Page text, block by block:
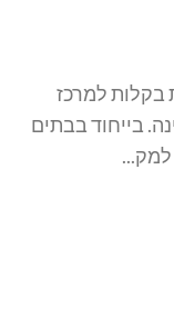
בקלות למרכז
בייחוד בבתים
למק...